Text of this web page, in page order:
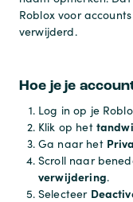
Roblox voor
verwijderd.
Hoe je je
Log in op je
Klik op het
Ga naar het
Scroll naar
verwijdering.
Selecteer